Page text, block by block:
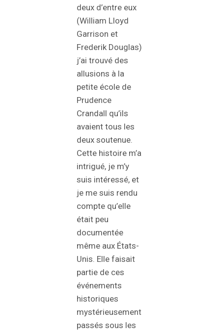
deux d’entre eux
(William Lloyd
Garrison et
Frederik Douglas)
j’ai trouvé des
allusions à la
petite école de
Prudence
Crandall qu’ils
avaient tous les
deux soutenue.
Cette histoire m’a
intrigué, je m’y
suis intéressé, et
je me suis rendu
compte qu’elle
était peu
documentée
même aux États-
Unis. Elle faisait
partie de ces
événements
historiques
mystérieusement
passés sous les